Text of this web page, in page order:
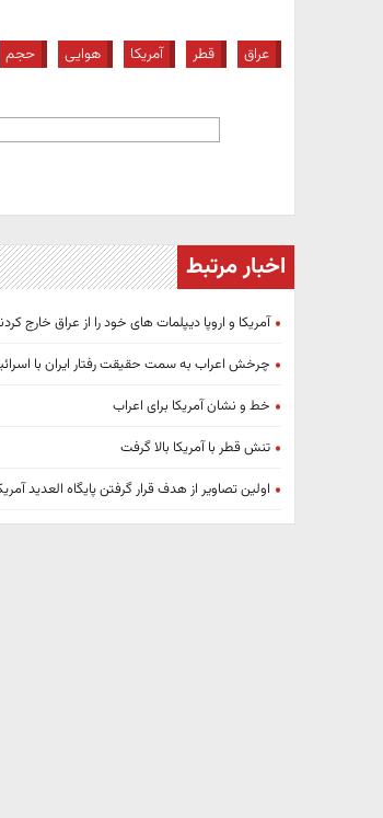
عراق قطر آمریکا هوایی حجم
اخبار مرتبط
آمریکا و اروپا دیپلمات های خود را از عراق خارج
چرخش اعراب به سمت حقیقت رفتار ایران با
خط و نشان آمریکا برای اعراب
تنش قطر با آمریکا بالا گرفت
اولین تصاویر از هدف قرار گرفتن پایگاه العدید